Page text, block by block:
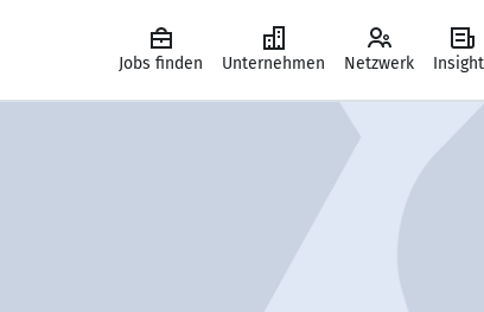
Jobs finden Unternehmen Netzwerk